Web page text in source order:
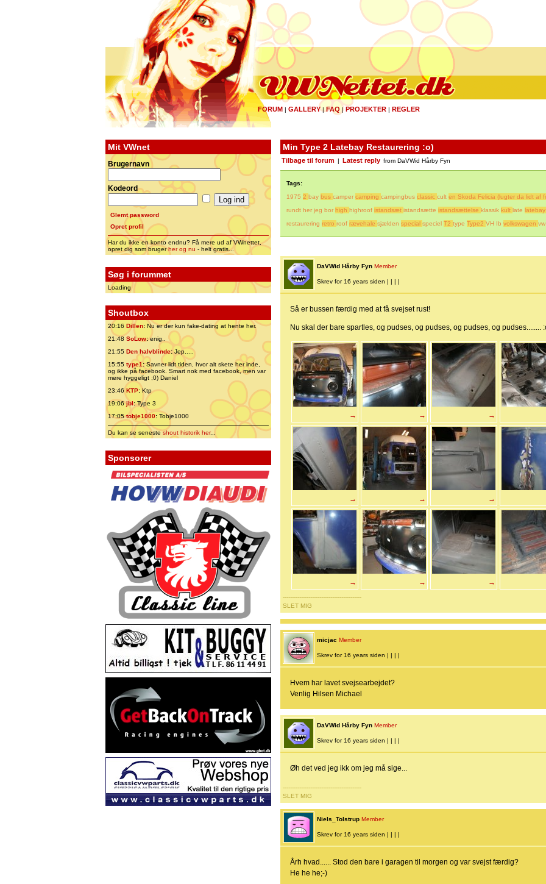
FORUM | GALLERY|FAQ | PROJEKTER | REGLER
Mit VWnet
Brugernavn
Kodeord
Glemt password
Opret profil
Har du ikke en konto endnu? Få mere ud af VWnettet,
opret dig som brugerher og nu - helt gratis...
Søg i forummet
Loading
Shoutbox
20:16 Dillen: Nu er der kun fake-dating at hente her.
21:48 SoLow:enig..
21:55 Den halvblinde:Jep.....
15:55 type1:Savner lidt tiden, hvor alt skete her inde,
og ikke på facebook. Smart nok med facebook, men var
mere hyggeligt ;0) Daniel
23:46 KTP:Ktp
19:06jbl:Type 3
17:05tobje1000: Tobje1000
Du kan se senesteshout historik her...
Sponsorer
Min Type 2 Latebay Restaurering :o)
Tilbage til forum Latest reply from DaVWid Hårby Fyn
Tags:
1975 2 bay bus camper camping campingbus classic cult en Skoda Felicia (lugter da lidt af
rundt her jeg bor high highroof istandsæt istandsætte istandsættelse klassik kult late latebay
restaurering retro roof rævehale sjælden special speciel T2 type Type2 VH Ib volkswagen vw
DaVWid Hårby Fyn Member
Skrev for 16 years siden | | | |
Så er bussen færdig med at få svejset rust!
Nu skal der bare spartles, og pudses, og pudses, og pudses, og pudses........
→ → →
→ → →
→ → →
-------------------------------------------
SLET MIG
micjac Member
Skrev for 16 years siden | | | |
Hvem har lavet svejsearbejdet?
Venlig Hilsen Michael
DaVWid Hårby Fyn Member
Skrev for 16 years siden | | | |
Øh det ved jeg ikk om jeg må sige...
-------------------------------------------
SLET MIG
Niels_Tolstrup Member
Skrev for 16 years siden | | | |
Årh hvad...... Stod den bare i garagen til morgen og var svejst færdig?
He he he;-)